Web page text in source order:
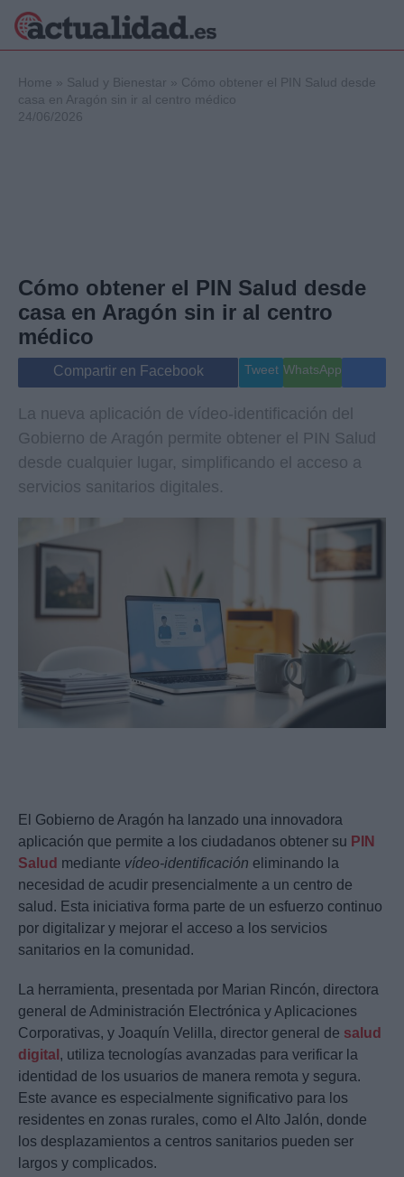
Internacional
Viajes
Gente
Musica
Home » Salud y Bienestar » Cómo obtener el PIN Salud desde
casa en Aragón sin ir al centro médico
24/06/2026
Cómo obtener el PIN Salud desde
casa en Aragón sin ir al centro
médico
Compartir en Facebook Tweet WhatsApp
La nueva aplicación de vídeo-identificación del
Gobierno de Aragón permite obtener el PIN Salud
desde cualquier lugar, simplificando el acceso a
servicios sanitarios digitales.
El Gobierno de Aragón ha lanzado una innovadora
aplicación que permite a los ciudadanos obtener su PIN
Salud mediante vídeo-identificación eliminando la
necesidad de acudir presencialmente a un centro de
salud. Esta iniciativa forma parte de un esfuerzo continuo
por digitalizar y mejorar el acceso a los servicios
sanitarios en la comunidad.
La herramienta, presentada por Marian Rincón, directora
general de Administración Electrónica y Aplicaciones
Corporativas, y Joaquín Velilla, director general de salud
digital , utiliza tecnologías avanzadas para verificar la
identidad de los usuarios de manera remota y segura.
Este avance es especialmente significativo para los
residentes en zonas rurales, como el Alto Jalón, donde
los desplazamientos a centros sanitarios pueden ser
largos y complicados.